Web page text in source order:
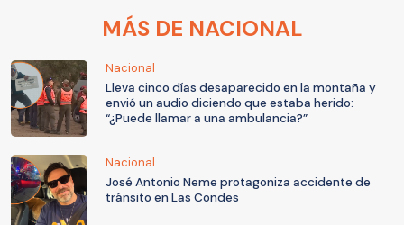
MÁS DE NACIONAL
Nacional
Lleva cinco días desaparecido en la montaña y
envió un audio diciendo que estaba herido:
“¿Puede llamar a una ambulancia?”
Nacional
José Antonio Neme protagoniza accidente de
tránsito en Las Condes